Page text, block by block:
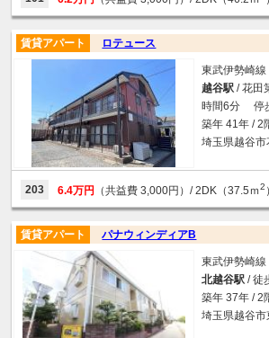
ロテュース
賃貸アパート
東武伊勢崎線
越谷駅 / 花田
時間6分 停
築年 41年 / 2
埼玉県越谷市
203 6.4万円 （共益費 3,000円）/ 2DK（37.5ｍ2
パナウィンディアB
賃貸アパート
東武伊勢崎線
北越谷駅 / 徒
築年 37年 / 2
埼玉県越谷市